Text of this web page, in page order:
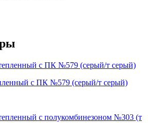
с ПК №579 (серый/т серый)